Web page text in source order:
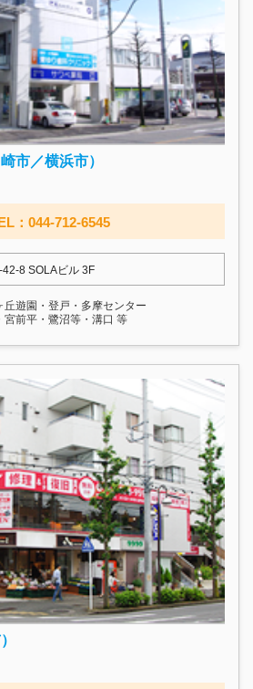
市／横浜市）
：044-712-6545
8 SOLAビル 3F
遊園・登戸・多摩センター
前平・鷺沼等・溝口 等